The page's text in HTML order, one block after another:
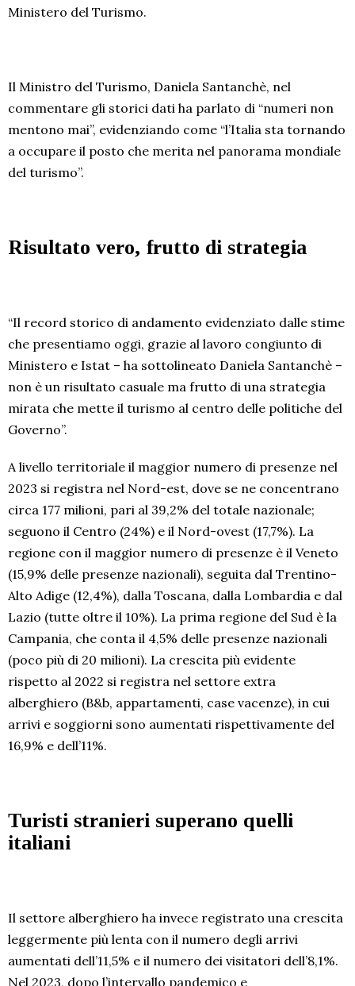
Ministero del Turismo.
Il Ministro del Turismo, Daniela Santanchè, nel
commentare gli storici dati ha parlato di “numeri non
mentono mai”, evidenziando come “l’Italia sta tornando
a occupare il posto che merita nel panorama mondiale
del turismo”.
Risultato vero, frutto di strategia
“Il record storico di andamento evidenziato dalle stime
che presentiamo oggi, grazie al lavoro congiunto di
Ministero e Istat – ha sottolineato Daniela Santanchè –
non è un risultato casuale ma frutto di una strategia
mirata che mette il turismo al centro delle politiche del
Governo”.
A livello territoriale il maggior numero di presenze nel
2023 si registra nel Nord-est, dove se ne concentrano
circa 177 milioni, pari al 39,2% del totale nazionale;
seguono il Centro (24%) e il Nord-ovest (17,7%). La
regione con il maggior numero di presenze è il Veneto
(15,9% delle presenze nazionali), seguita dal Trentino-
Alto Adige (12,4%), dalla Toscana, dalla Lombardia e dal
Lazio (tutte oltre il 10%). La prima regione del Sud è la
Campania, che conta il 4,5% delle presenze nazionali
(poco più di 20 milioni). La crescita più evidente
rispetto al 2022 si registra nel settore extra
alberghiero (B&b, appartamenti, case vacenze), in cui
arrivi e soggiorni sono aumentati rispettivamente del
16,9% e dell’11%.
Turisti stranieri superano quelli
italiani
Il settore alberghiero ha invece registrato una crescita
leggermente più lenta con il numero degli arrivi
aumentati dell’11,5% e il numero dei visitatori dell’8,1%.
Nel 2023, dopo l’intervallo pandemico e